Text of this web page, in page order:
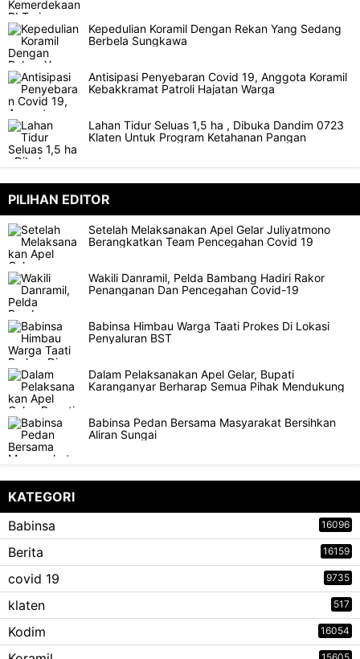
Kepedulian Koramil Dengan Rekan Yang Sedang
Berbela Sungkawa
Antisipasi Penyebaran Covid 19, Anggota Koramil
Kebakkramat Patroli Hajatan Warga
Lahan Tidur Seluas 1,5 ha , Dibuka Dandim 0723
Klaten Untuk Program Ketahanan Pangan
PILIHAN EDITOR
Setelah Melaksanakan Apel Gelar Juliyatmono
Berangkatkan Team Pencegahan Covid 19
Wakili Danramil, Pelda Bambang Hadiri Rakor
Penanganan Dan Pencegahan Covid-19
Babinsa Himbau Warga Taati Prokes Di Lokasi
Penyaluran BST
Dalam Pelaksanakan Apel Gelar, Bupati
Karanganyar Berharap Semua Pihak Mendukung
Babinsa Pedan Bersama Masyarakat Bersihkan
Aliran Sungai
KATEGORI
Babinsa
16096
Berita 16159
covid 19 9735
klaten 517
Kodim 16054